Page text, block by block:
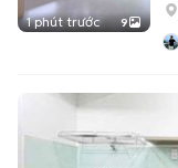
1 phút trước 9